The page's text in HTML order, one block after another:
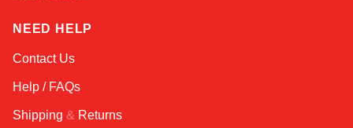
NEED HELP
Contact Us
Help / FAQs
Shipping & Returns